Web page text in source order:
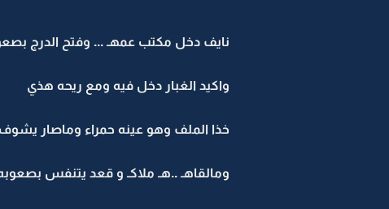
نايف دخل مكتب عمهـ ... وفتح الدرج
واكيد الغبار دخل فيه ومع ريحه هذي
خذا الملف وهو عينه حمراء وماصار
ومالقاهـ ..هـ ملاكـ و قعد يتنفس